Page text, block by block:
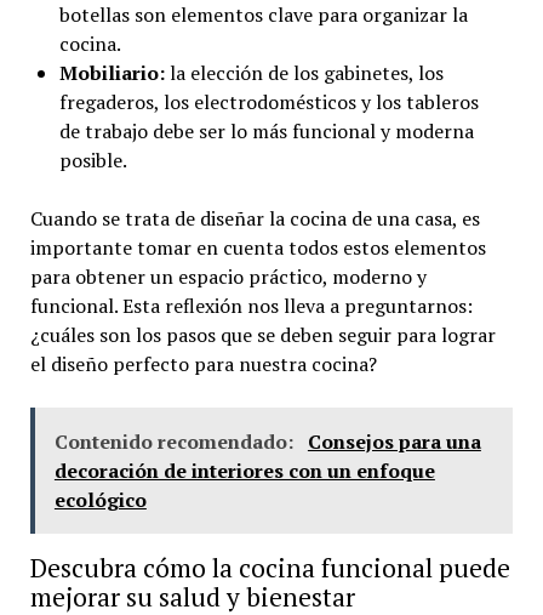
botellas son elementos clave para organizar la
cocina.
Mobiliario:la elección de los gabinetes, los
fregaderos, los electrodomésticos y los tableros
de trabajo debe ser lo más funcional y moderna
posible.
Cuando se trata de diseñar la cocina de una casa, es
importante tomar en cuenta todos estos elementos
para obtener un espacio práctico, moderno y
funcional. Esta reflexión nos lleva a preguntarnos:
¿cuáles son los pasos que se deben seguir para lograr
el diseño perfecto para nuestra cocina?
Contenido recomendado: Consejos para una
decoración de interiores con un enfoque
ecológico
Descubra cómo la cocina funcional puede
mejorar su salud y bienestar